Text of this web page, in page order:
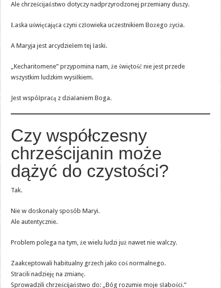
Ale chrześcijaństwo dotyczy nadprzyrodzonej przemiany duszy.
Łaska uświęcająca czyni człowieka uczestnikiem Bożego życia.
A Maryja jest arcydziełem tej łaski.
„Kecharitomene” przypomina nam, że świętość nie jest przede
wszystkim ludzkim wysiłkiem.
Jest współpracą z działaniem Boga.
Czy współczesny
chrześcijanin może
dążyć do czystości?
Tak.
Nie w doskonały sposób Maryi.
Ale autentycznie.
Problem polega na tym, że wielu ludzi już nawet nie walczy.
Zaakceptowali habitualny grzech jako coś normalnego.
Stracili nadzieję na zmianę.
Sprowadzili chrześcijaństwo do: „Bóg rozumie moje słabości.”